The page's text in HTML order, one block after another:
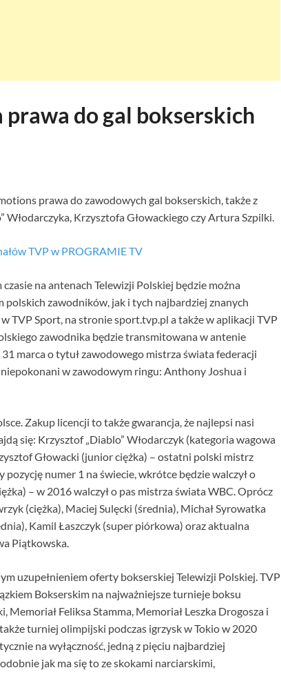
do gal bokserskich
prawa do zawodowych gal bokserskich, także z
Włodarczyka, Krzysztofa Głowackiego czy Artura Szpilki.
TVP w PROGRAMIE TV
na antenach Telewizji Polskiej będzie można
polskich zawodników, jak i tych najbardziej znanych
TVP Sport, na stronie sport.tvp.pl a także w aplikacji TVP
zawodnika będzie transmitowana w antenie
marca o tytuł zawodowego mistrza świata federacji
w zawodowym ringu: Anthony Joshua i
Zakup licencji to także gwarancja, że najlepsi nasi
się: Krzysztof „Diablo” Włodarczyk (kategoria wagowa
Głowacki (junior ciężka) – ostatni polski mistrz
numer 1 na świecie, wkrótce będzie walczył o
– w 2016 walczył o pas mistrza świata WBC. Oprócz
(ciężka), Maciej Sulęcki (średnia), Michał Syrowatka
Kamil Łaszczyk (super piórkowa) oraz aktualna
Piątkowska.
uzupełnieniem oferty bokserskiej Telewizji Polskiej. TVP
Bokserskim na najważniejsze turnieje boksu
Feliksa Stamma, Memoriał Leszka Drogosza i
turniej olimpijski podczas igrzysk w Tokio w 2020
na wyłączność, jedną z pięciu najbardziej
jak ma się to ze skokami narciarskimi,